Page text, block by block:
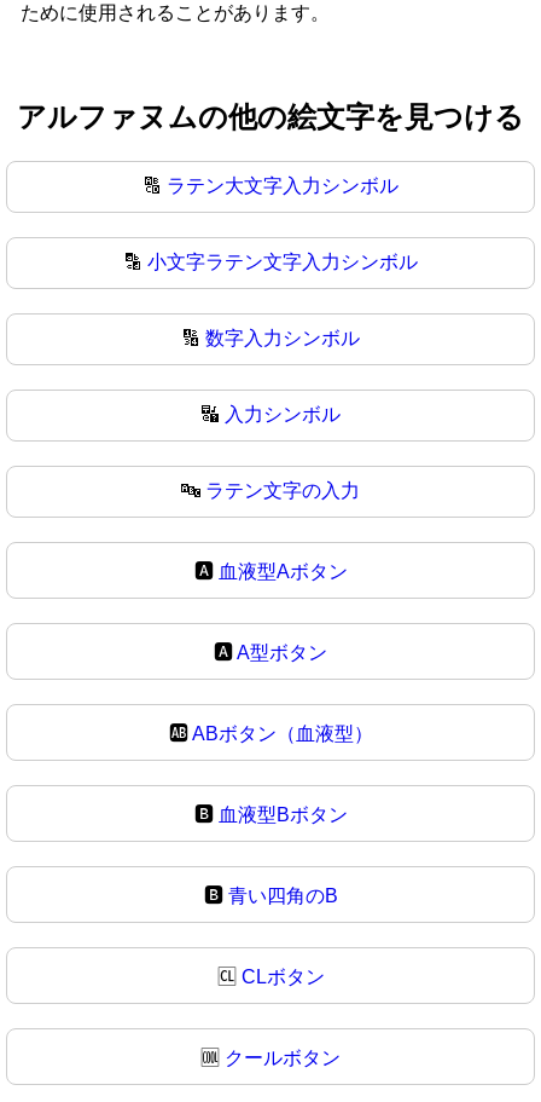
ために使用されることがあります。
アルファヌムの他の絵文字を見つける
🔠 ラテン大文字入力シンボル
🔡 小文字ラテン文字入力シンボル
🔢 数字入力シンボル
🔣 入力シンボル
🔤 ラテン文字の入力
🅰️ 血液型Aボタン
🅰A型ボタン
🆎ABボタン（血液型）
🅱️ 血液型Bボタン
🅱 青い四角のB
🆑 CLボタン
🆒 クールボタン